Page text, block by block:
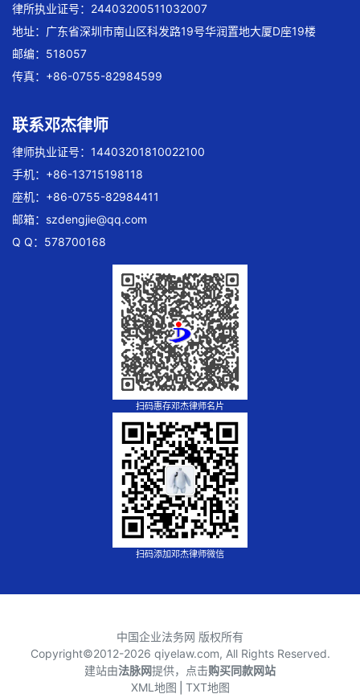
律所执业证号：24403200511032007
地址：广东省深圳市南山区科发路19号华润置地大厦D座19楼
邮编：518057
传真：+86-0755-82984599
联系邓杰律师
律师执业证号：14403201810022100
手机：+86-13715198118
座机：+86-0755-82984411
邮箱： szdengjie@qq.com
Q Q：578700168
扫码惠存邓杰律师名片
扫码添加邓杰律师微信
中国企业法务网 版权所有
Copyright©2012-2026 qiyelaw.com, All Rights Reserved.
建站由法脉网提供，点击购买同款网站
XML地图 TXT地图